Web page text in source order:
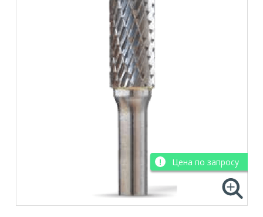
Цена по запросу